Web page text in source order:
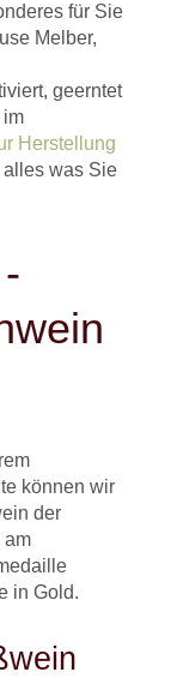
für Sie
Melber,
geerntet
im
Herstellung
alles was Sie
können wir
der
am
in Gold.